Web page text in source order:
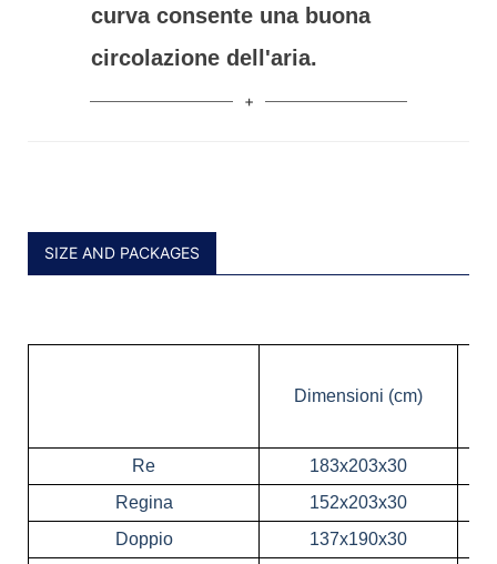
curva consente una buona
circolazione dell'aria.
SIZE AND PACKAGES
Dimensioni (cm)
Re
183x203x30
Regina
152x203x30
Doppio
137x190x30